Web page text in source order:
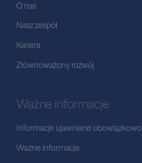
O nas
Nasz zespół
Kariera
Zrównoważony rozwój
Ważne informacje
Informacje ujawniane obowiązkowo
Ważne informacje